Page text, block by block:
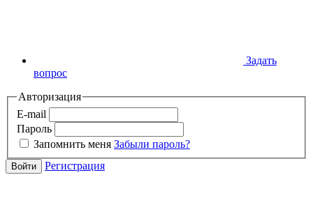
Задать
вопрос
Авторизация
E-mail
Пароль
Запомнить меня Забыли пароль?
Войти Регистрация